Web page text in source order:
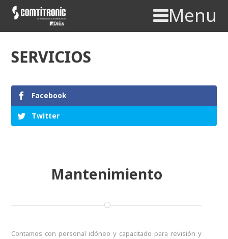
Menu
SERVICIOS
Facebook
Twitter
Mantenimiento
Contamos con personal idóneo y capacitado para revisión y